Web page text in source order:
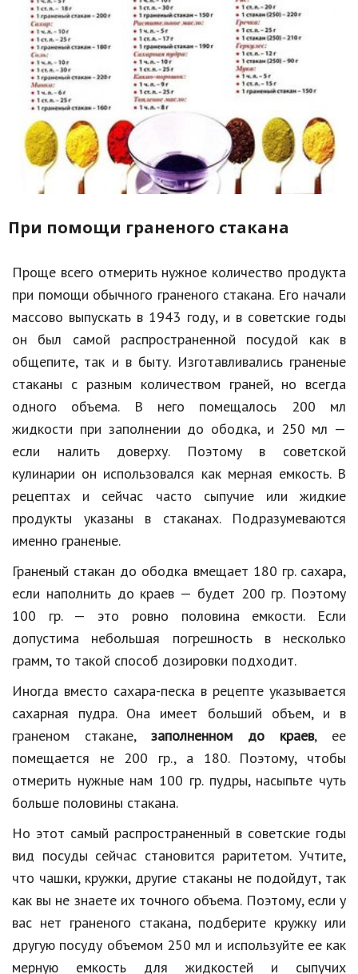
При помощи граненого стакана
Проще всего отмерить нужное количество продукта
при помощи обычного граненого стакана. Его начали
массово выпускать в 1943 году, и в советские годы
он был самой распространенной посудой как в
общепите, так и в быту. Изготавливались граненые
стаканы с разным количеством граней, но всегда
одного объема. В него помещалось 200 мл
жидкости при заполнении до ободка, и 250 мл —
если налить доверху. Поэтому в советской
кулинарии он использовался как мерная емкость. В
рецептах и сейчас часто сыпучие или жидкие
продукты указаны в стаканах. Подразумеваются
именно граненые.
Граненый стакан до ободка вмещает 180 гр. сахара,
если наполнить до краев — будет 200 гр. Поэтому
100 гр. — это ровно половина емкости. Если
допустима небольшая погрешность в несколько
грамм, то такой способ дозировки подходит.
Иногда вместо сахара-песка в рецепте указывается
сахарная пудра. Она имеет больший объем, и в
граненом стакане, заполненном до краев, ее
помещается не 200 гр., а 180. Поэтому, чтобы
отмерить нужные нам 100 гр. пудры, насыпьте чуть
больше половины стакана.
Но этот самый распространенный в советские годы
вид посуды сейчас становится раритетом. Учтите,
что чашки, кружки, другие стаканы не подойдут, так
как вы не знаете их точного объема. Поэтому, если у
вас нет граненого стакана, подберите кружку или
другую посуду объемом 250 мл и используйте ее как
мерную емкость для жидкостей и сыпучих